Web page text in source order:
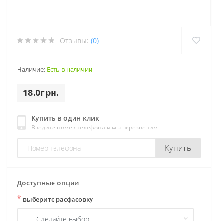
Отзывы: (0)
Наличие: Есть в наличии
18.0грн.
Купить в один клик
Введите номер телефона и мы перезвоним
Купить
Доступные опции
* выберите расфасовку